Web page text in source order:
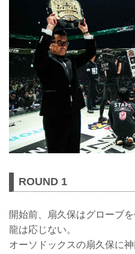
ROUND 1
開始前、扇久保はグローブ
龍は応じない。
オーソドックスの扇久保に